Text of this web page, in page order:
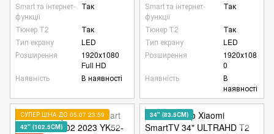
Smart та інтернет-
функції
Так
Тюнер Т2
Так
Тип екрану
LED
Розширення
1920х1080
Full HD
Наявність
В наявності
Smart та інтернет-
функції
Так
Тюнер Т2
Так
Тип екрану
LED
Розширення
1920х108
0
Наявність
В
наявності
СУПЕР ЦІНА ДО 05.07 23:59
42" (102.5СМ)
34" (83.5СМ)